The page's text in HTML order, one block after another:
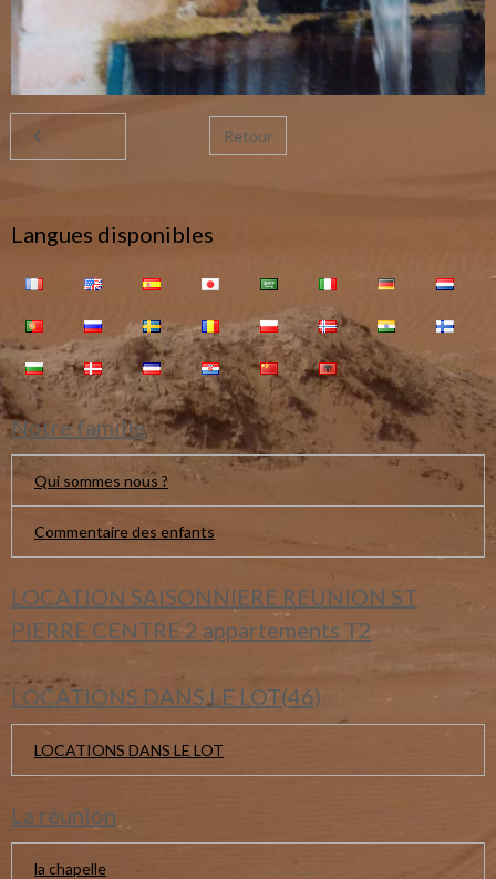
Retour
Langues disponibles
Notre famille
Qui sommes nous ?
Commentaire des enfants
LOCATION SAISONNIERE REUNION ST
PIERRE CENTRE 2 appartements T2
LOCATIONS DANS LE LOT(46)
LOCATIONS DANS LE LOT
La réunion
la chapelle